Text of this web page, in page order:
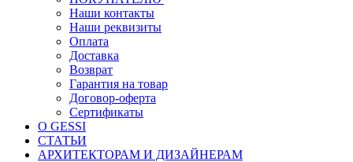
Наши контакты
Наши реквизиты
Оплата
Доставка
Возврат
Гарантия на товар
Договор-оферта
Сертификаты
О GESSI
СТАТЬИ
АРХИТЕКТОРАМ И ДИЗАЙНЕРАМ